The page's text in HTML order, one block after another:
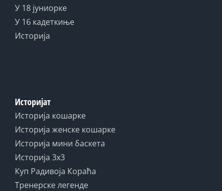
У 18 јуниорке
У 16 кадеткиње
Историја
Историјат
Историја кошарке
Историја женске кошарке
Историја мини баскета
Историја 3x3
Куп Радивоја Кораћа
Тренерске легенде